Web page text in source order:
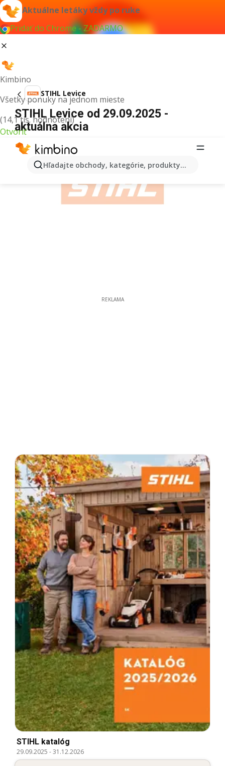
Aktuálne letáky vždy po ruke
Pridať do Chrome - ZADARMO
Kimbino
Všetky ponuky na jednom mieste
(14,1 tis. hodnotení)
Otvoriť
Hľadajte obchody, kategórie, produkty...
STIHL Levice
STIHL Levice od 29.09.2025 -
aktuálna akcia
REKLAMA
STIHL katalóg
29.09.2025 -31.12.2026